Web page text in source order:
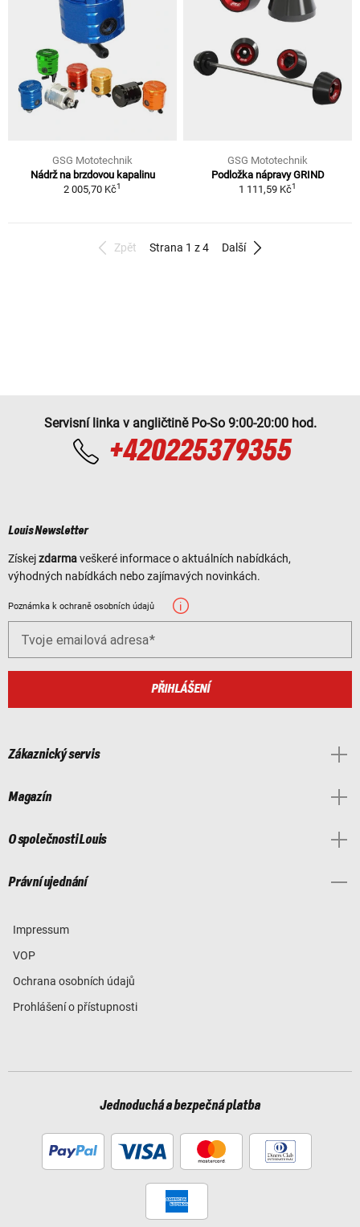
GSG Mototechnik
Nádrž na brzdovou kapalinu
2 005,70 Kč1
GSG Mototechnik
Podložka nápravy GRIND
1 111,59 Kč1
Zpět Strana 1 z 4 Další
Servisní linka v angličtině Po-So 9:00-20:00 hod.
+420225379355
Louis Newsletter
Získejzdarmaveškeré informace o aktuálních nabídkách,
výhodných nabídkách nebo zajímavých novinkách.
Poznámka k ochraně osobních údajů
Tvoje emailová adresa
PŘIHLÁŠENÍ
Zákaznický servis
Magazín
O společnosti Louis
Právní ujednání
Impressum
VOP
Ochrana osobních údajů
Prohlášení o přístupnosti
Jednoduchá a bezpečná platba